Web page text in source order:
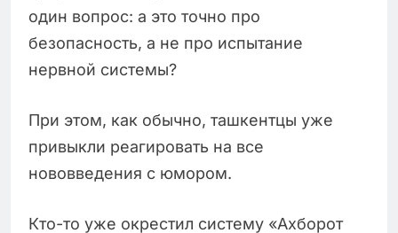
один вопрос: а это точно про
безопасность, а не про испытание
нервной системы?
При этом, как обычно, ташкентцы уже
привыкли реагировать на все
нововведения с юмором.
Кто-то уже окрестил систему «Ахборот